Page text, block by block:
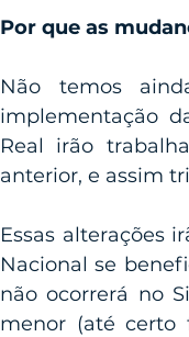
Por que as
Não temos
implementação
Real irão
anterior, e assim
Essas alterações
Nacional se
não ocorrerá no
menor (até certo